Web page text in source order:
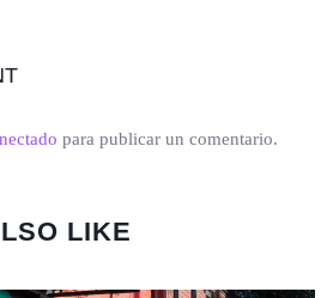
para publicar un comentario.
LIKE